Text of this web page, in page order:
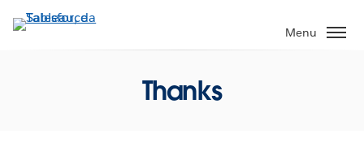
Pular
para
Menu
Thanks